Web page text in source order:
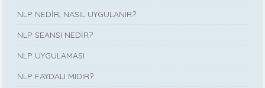
NLP NEDİR, NASIL UYGULANIR?
NLP SEANSI NEDİR?
NLP UYGULAMASI
NLP FAYDALI MIDIR?